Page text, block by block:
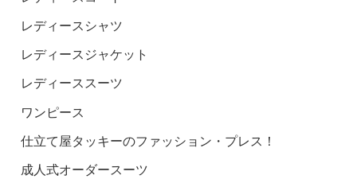
レディースシャツ
レディースジャケット
レディーススーツ
ワンピース
仕立て屋タッキーのファッション・プレス！
成人式オーダースーツ